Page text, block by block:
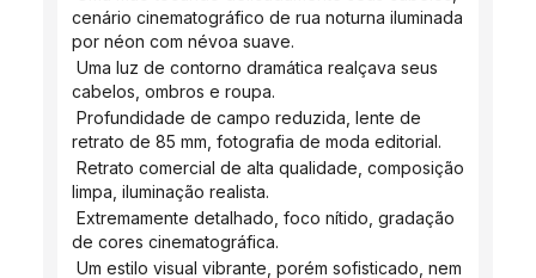
cenário cinematográfico de rua noturna iluminada
por néon com névoa suave.
cabelos, ombros e roupa.
retrato de 85 mm, fotografia de moda editorial.
limpa, iluminação realista.
de cores cinematográfica.